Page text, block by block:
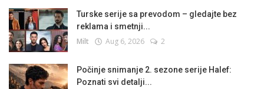
Turske serije sa prevodom – gledajte bez
reklama i smetnji...
Milt Aug 6, 2026 2
Počinje snimanje 2. sezone serije Halef:
Poznati svi detalji...